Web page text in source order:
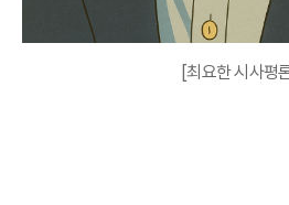
[최요한 시사평